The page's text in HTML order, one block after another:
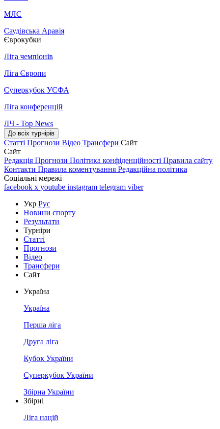
МЛС
Саудівська Аравія
Єврокубки
Ліга чемпіонів
Ліга Європи
Суперкубок УЄФА
Ліга конференцій
ЛЧ - Top News
До всіх турнірів
Статті Прогнози Відео Трансфери Сайт
Сайт
Редакція Прогнози Політика конфіденційності Правила сайту
Контакти Правила коментування Редакційна політика
Соціальні мережі
facebook x youtube instagram telegram viber
Укр Рус
Новини спорту
Результати
Турніри
Статті
Прогнози
Відео
Трансфери
Сайт
Україна
Україна
Перша ліга
Друга ліга
Кубок України
Суперкубок України
Збірна України
Збірні
Ліга націй